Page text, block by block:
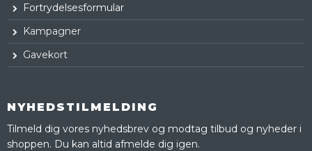
Fortrydelsesformular
Kampagner
Gavekort
NYHEDSTILMELDING
Tilmeld dig vores nyhedsbrev og modtag tilbud og nyheder i
shoppen. Du kan altid afmelde dig igen.